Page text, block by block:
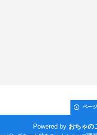
ペー
Powered by おちゃの